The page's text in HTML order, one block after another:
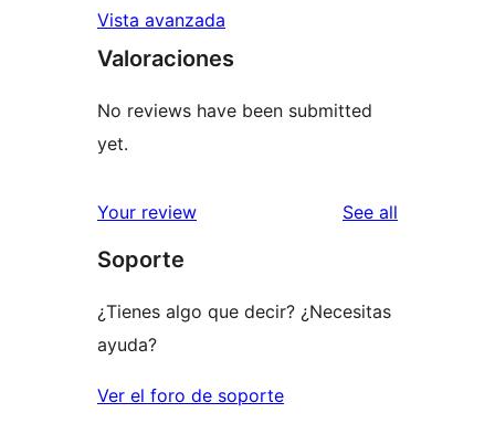
Vista avanzada
Valoraciones
No reviews have been submitted
yet.
Your review See all
Soporte
¿Tienes algo que decir? ¿Necesitas
ayuda?
Ver el foro de soporte